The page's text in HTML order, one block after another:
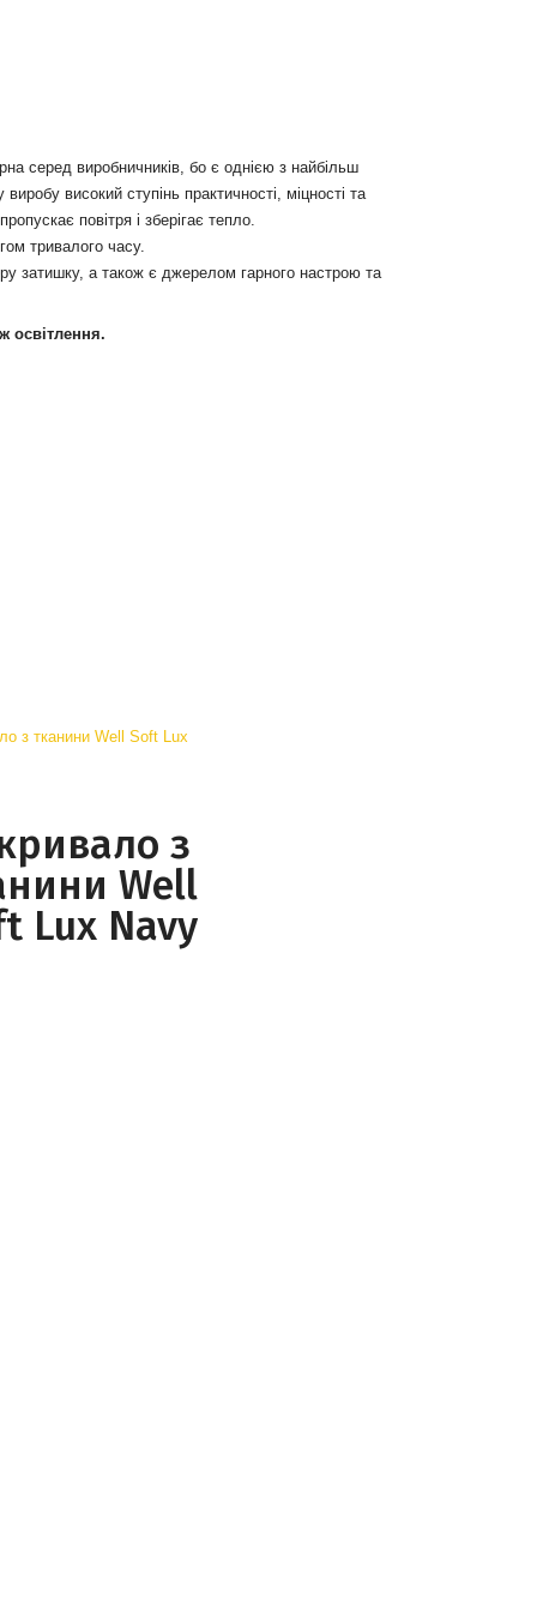
серед виробничників, бо є однією з найбільш
високий ступінь практичності, міцності та
повітря і зберігає тепло.
тривалого часу.
затишку, а також є джерелом гарного настрою та
освітлення.
з
Well
Lux Navy